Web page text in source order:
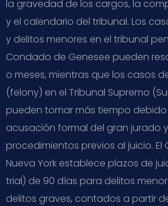
la gravedad de los cargos, la
y el calendario del tribunal. Los
y delitos menores en el tribunal
Condado de Genesee pueden
o meses, mientras que los casos
(felony) en el Tribunal Supremo
pueden tomar más tiempo
acusación formal del gran jurado
procedimientos previos al juicio. El
Nueva York establece plazos de
trial) de 90 días para delitos
delitos graves, contados a partir